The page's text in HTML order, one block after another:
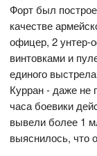
Форт был
качестве
офицер, 2 унтер-
винтовками и
единого
Курран - даже не
часа боевики
вывели более 1
выяснилось, что